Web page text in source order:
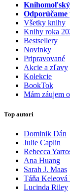
Odporúčame
Všetky knihy
Knihy roka
Bestsellery
Novinky
Pripravované
Akcie a zľavy
Kolekcie
BookTok
Mám záujem
Top autori
Dominik Dán
Julie Caplin
Rebecca
Ana Huang
Sarah J. Maas
Táňa Keleová
Lucinda Riley